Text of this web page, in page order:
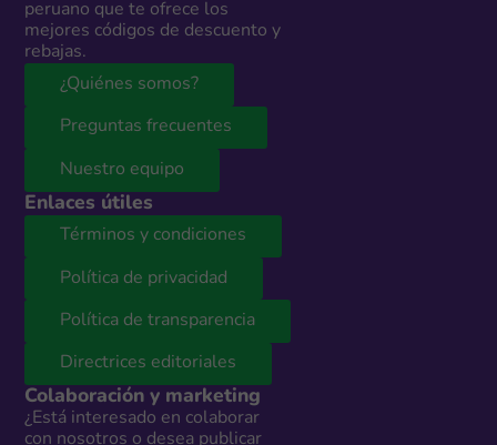
peruano que te ofrece los
mejores códigos de descuento y
rebajas.
¿Quiénes somos?
Preguntas frecuentes
Nuestro equipo
Enlaces útiles
Términos y condiciones
Política de privacidad
Política de transparencia
Directrices editoriales
Colaboración y marketing
¿Está interesado en colaborar
con nosotros o desea publicar